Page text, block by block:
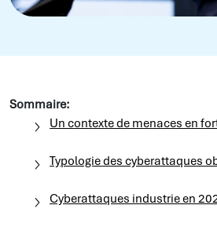
Sommaire:
Un contexte de menaces en
Typologie des cyberattaques
Cyberattaques industrie en